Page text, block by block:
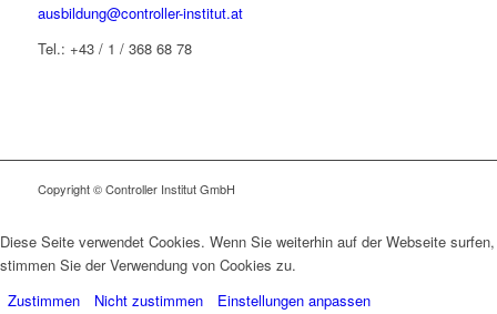
ausbildung@controller-institut.at
Tel.: +43 / 1 / 368 68 78
Copyright © Controller Institut GmbH
Diese Seite verwendet Cookies. Wenn Sie weiterhin auf der Webseite surfen,
stimmen Sie der Verwendung von Cookies zu.
Zustimmen
Nicht zustimmen Einstellungen anpassen